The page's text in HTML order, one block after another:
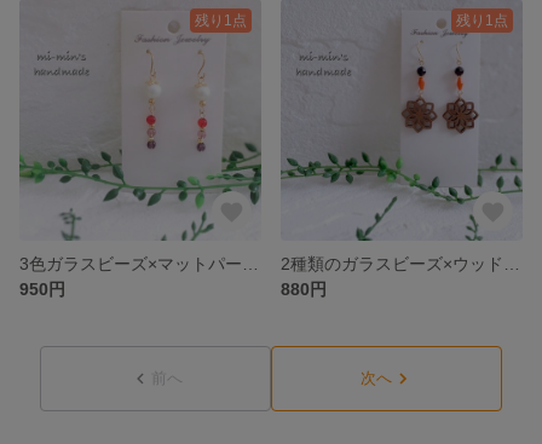
残り1点
950円
残り1点
880円
前へ 次へ